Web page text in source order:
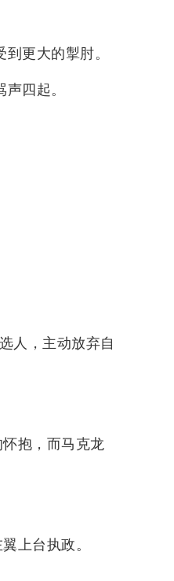
更大的掣肘。
四起。
人，主动放弃自
抱，而马克龙
上台执政。